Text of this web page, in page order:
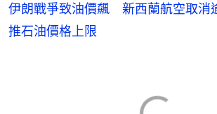
伊朗戰爭致油價飆 新西蘭航空取
推石油價格上限